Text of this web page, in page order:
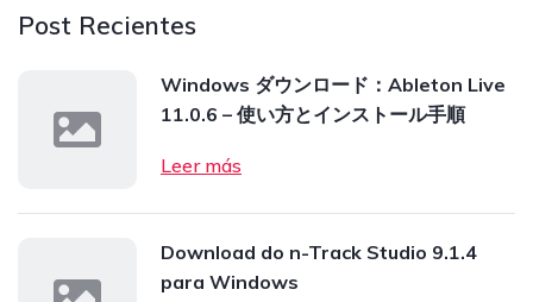
Post Recientes
Windows ダウンロード：Ableton Live
11.0.6 – 使い方とインストール手順
Leer más
Download do n-Track Studio 9.1.4
para Windows